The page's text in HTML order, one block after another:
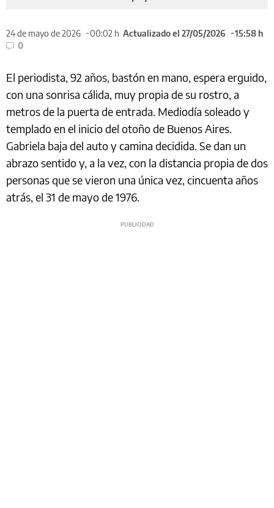
24 de mayo de 2026 00:02 h Actualizado el 27/05/2026
15:58 h
0
El periodista, 92 años, bastón en mano, espera erguido,
con una sonrisa cálida, muy propia de su rostro, a
metros de la puerta de entrada. Mediodía soleado y
templado en el inicio del otoño de Buenos Aires.
Gabriela baja del auto y camina decidida. Se dan un
abrazo sentido y, a la vez, con la distancia propia de dos
personas que se vieron una única vez, cincuenta años
atrás, el 31 de mayo de 1976.